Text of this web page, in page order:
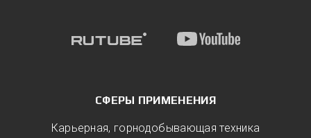
СФЕРЫ ПРИМЕНЕНИЯ
Карьерная, горнодобывающая техника